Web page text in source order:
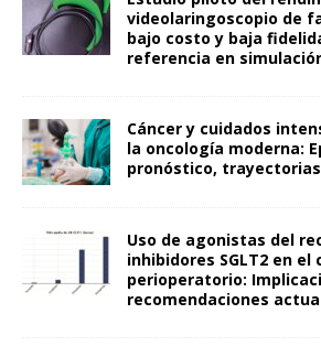
videolaringoscopio de
bajo costo y baja
referencia en
Cáncer y cuidados
la oncología moderna:
pronóstico, trayectorias
Uso de agonistas del
inhibidores SGLT2 en el
perioperatorio:
recomendaciones